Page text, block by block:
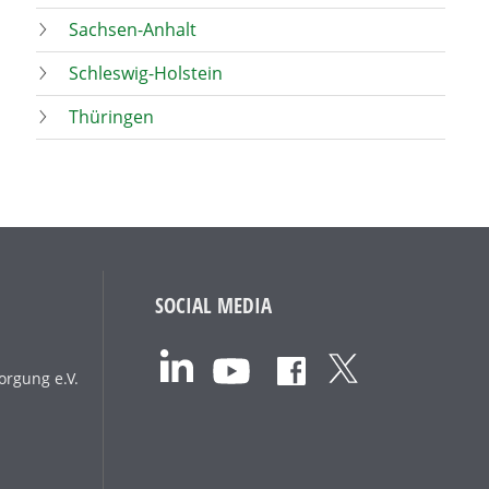
Sachsen-Anhalt
Schleswig-Holstein
Thüringen
e.V.
SOCIAL MEDIA